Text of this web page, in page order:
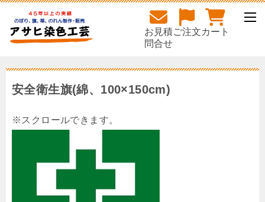
お見積
問合せ
ご注文カート
安全衛生旗(綿、100×150cm)